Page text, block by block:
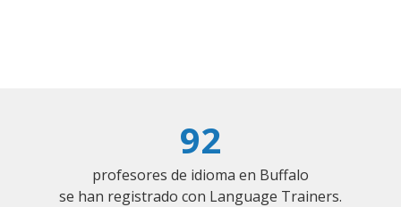
92
profesores de idioma en Buffalo
se han registrado con Language Trainers.